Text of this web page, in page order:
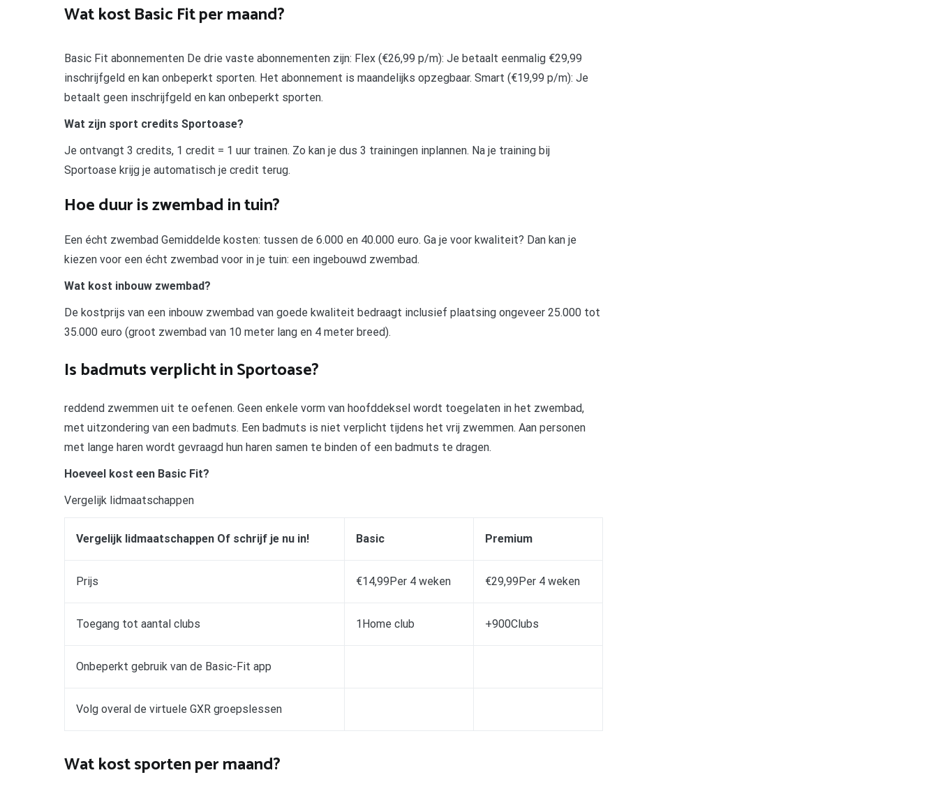
Wat kost Basic Fit per maand?
Basic Fit abonnementen De drie vaste abonnementen zijn: Flex (€26,99 p/m): Je betaalt eenmalig €29,99
inschrijfgeld en kan onbeperkt sporten. Het abonnement is maandelijks opzegbaar. Smart (€19,99 p/m): Je
betaalt geen inschrijfgeld en kan onbeperkt sporten.
Wat zijn sport credits Sportoase?
Je ontvangt 3 credits, 1 credit = 1 uur trainen. Zo kan je dus 3 trainingen inplannen. Na je training bij
Sportoase krijg je automatisch je credit terug.
Hoe duur is zwembad in tuin?
Een écht zwembad Gemiddelde kosten: tussen de 6.000 en 40.000 euro. Ga je voor kwaliteit? Dan kan je
kiezen voor een écht zwembad voor in je tuin: een ingebouwd zwembad.
Wat kost inbouw zwembad?
De kostprijs van een inbouw zwembad van goede kwaliteit bedraagt inclusief plaatsing ongeveer 25.000 tot
35.000 euro (groot zwembad van 10 meter lang en 4 meter breed).
Is badmuts verplicht in Sportoase?
reddend zwemmen uit te oefenen. Geen enkele vorm van hoofddeksel wordt toegelaten in het zwembad,
met uitzondering van een badmuts. Een badmuts is niet verplicht tijdens het vrij zwemmen. Aan personen
met lange haren wordt gevraagd hun haren samen te binden of een badmuts te dragen.
Hoeveel kost een Basic Fit?
Vergelijk lidmaatschappen
Vergelijk lidmaatschappen Of schrijf je nu in! Basic Premium
Prijs €14,99Per 4 weken €29,99Per 4 weken
Toegang tot aantal clubs 1Home club +900Clubs
Onbeperkt gebruik van de Basic-Fit app
Volg overal de virtuele GXR groepslessen
Wat kost sporten per maand?